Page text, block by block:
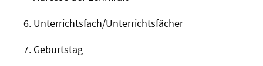
Unterrichtsfach/Unterrichtsfächer
Geburtstag